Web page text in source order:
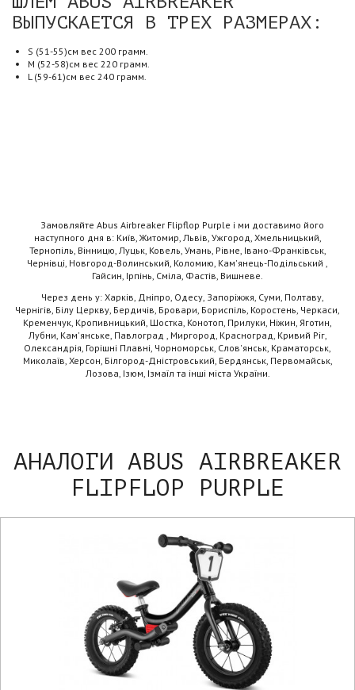
ВЫПУСКАЕТСЯ В ТРЕХ РАЗМЕРАХ:
S (51-55)см вес 200 грамм.
M (52-58)см вес 220 грамм.
L (59-61)см вес 240 грамм.
Замовляйте Abus Airbreaker Flipflop Purple і ми доставимо його
наступного дня в: Київ, Житомир, Львів, Ужгород, Хмельницький,
Тернопіль, Вінницю, Луцьк, Ковель, Умань, Рівне, Івано-Франківськ,
Чернівці, Новгород-Волинський, Коломию, Кам'янець-Подільський ,
Гайсин, Ірпінь, Сміла, Фастів, Вишневе.
Через день у: Харків, Дніпро, Одесу, Запоріжжя, Суми, Полтаву,
Чернігів, Білу Церкву, Бердичів, Бровари, Бориспіль, Коростень, Черкаси,
Кременчук, Кропивницький, Шостка, Конотоп, Прилуки, Ніжин, Яготин,
Лубни, Кам'янське, Павлоград , Миргород, Красноград, Кривий Ріг,
Олександрія, Горішні Плавні, Чорноморськ, Слов'янськ, Краматорськ,
Миколаїв, Херсон, Білгород-Дністровський, Бердянськ, Первомайськ,
Лозова, Ізюм, Ізмаїл та інші міста України.
АНАЛОГИ ABUS AIRBREAKER
FLIPFLOP PURPLE